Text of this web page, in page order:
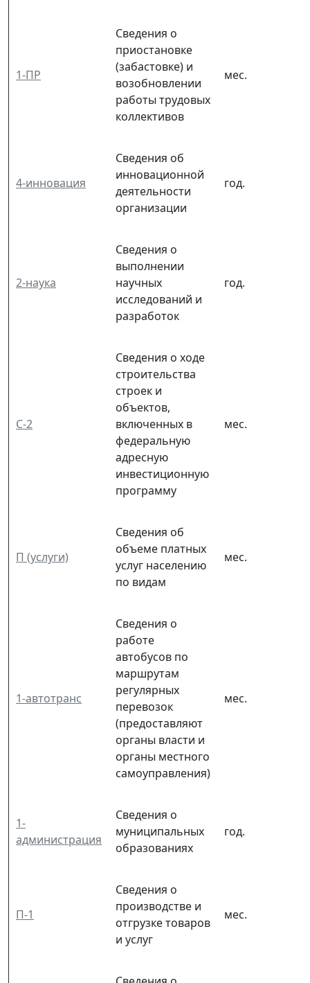
1-ПР
Сведения о
приостановке
(забастовке) и
возобновлении
работы трудовых
коллективов
мес.
4-инновация
Сведения об
инновационной
деятельности
организации
год.
2-наука
Сведения о
выполнении
научных
исследований и
разработок
год.
С-2
Сведения о ходе
строительства
строек и
объектов,
включенных в
федеральную
адресную
инвестиционную
программу
мес.
П (услуги)
Сведения об
объеме платных
услуг населению
по видам
мес.
1-автотранс
Сведения о
работе
автобусов по
маршрутам
регулярных
перевозок
(предоставляют
органы власти и
органы местного
самоуправления)
мес.
1-
администрация
Сведения о
муниципальных
образованиях
год.
П-1
Сведения о
производстве и
отгрузке товаров
и услуг
мес.